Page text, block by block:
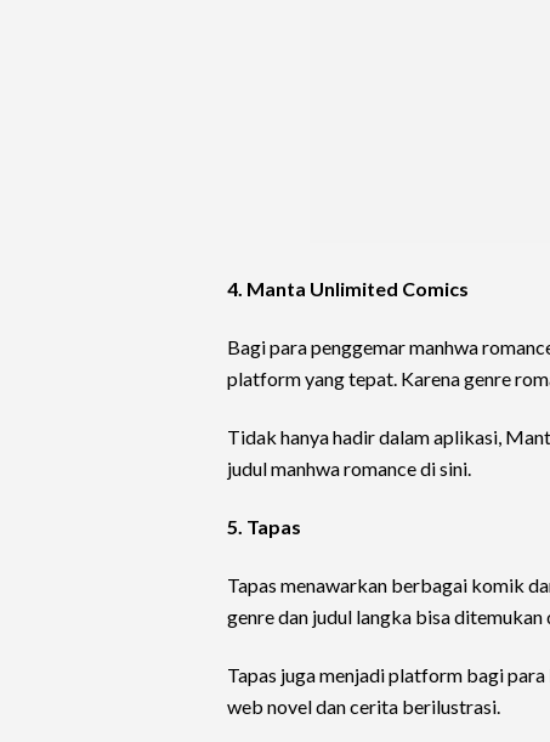
4. Manta Unlimited Comics
Bagi para penggemar manhwa
platform yang tepat. Karena genre
Tidak hanya hadir dalam aplikasi,
judul manhwa romance di sini.
5. Tapas
Tapas menawarkan berbagai komik
genre dan judul langka bisa ditemukan
Tapas juga menjadi platform bagi
web novel dan cerita berilustrasi.